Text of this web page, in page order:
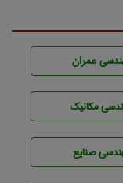
عمران
مکانیک
صنايع